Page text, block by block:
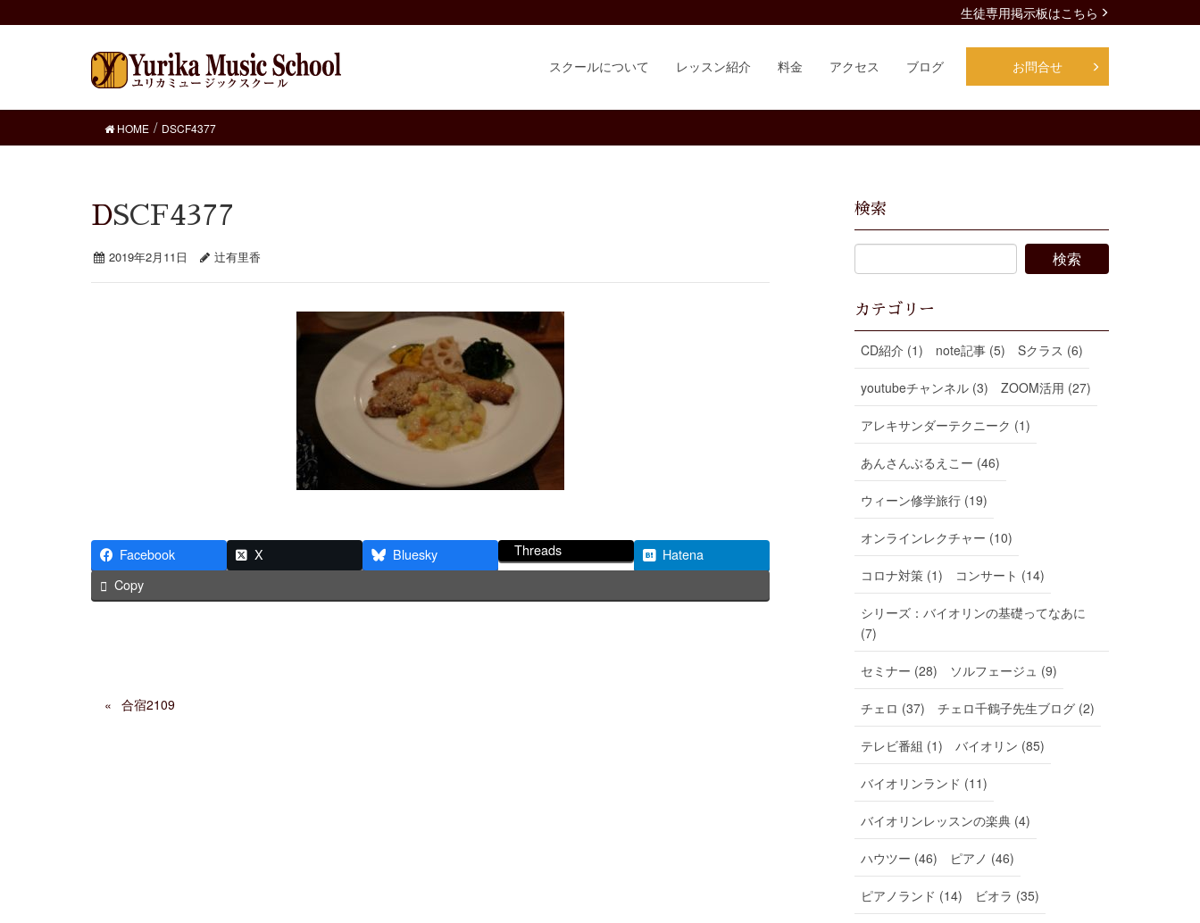
生徒専用掲示板はこちら
スクールについて レッスン紹介 料金 アクセス ブログ お問合せ
HOME DSCF4377
DSCF4377
2019年2月11日 辻有里香
Facebook X Bluesky Threads
Hatena
Copy
合宿2109
検索
カテゴリー
CD紹介 (1) note記事 (5) Sクラス (6)
youtubeチャンネル (3) ZOOM活用 (27)
アレキサンダーテクニーク (1)
あんさんぶるえこー (46)
ウィーン修学旅行 (19)
オンラインレクチャー (10)
コロナ対策 (1) コンサート (14)
シリーズ：バイオリンの基礎ってなあに
(7)
セミナー (28) ソルフェージュ (9)
チェロ (37) チェロ千鶴子先生ブログ (2)
テレビ番組 (1) バイオリン (85)
バイオリンランド (11)
バイオリンレッスンの楽典 (4)
ハウツー (46) ピアノ (46)
ピアノランド (14) ビオラ (35)